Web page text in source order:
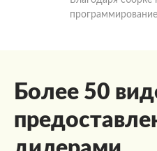
Более 50